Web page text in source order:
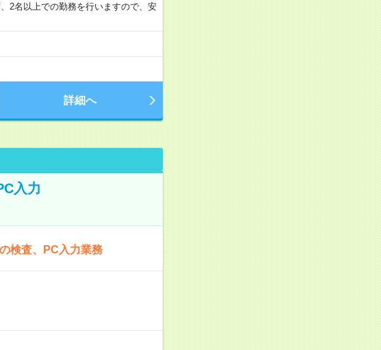
2名以上での勤務を行いますので、安
詳細へ
入力
検査、PC入力業務